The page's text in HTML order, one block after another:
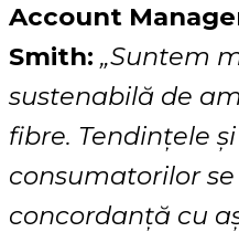
Account
Smith: „Suntem
sustenabilă de
fibre. Tendințele
consumatorilor
concordanță cu